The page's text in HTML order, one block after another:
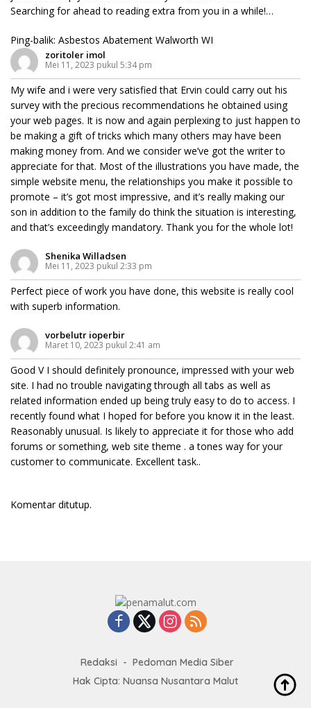
Searching for ahead to reading extra from you in a while!…
Ping-balik: Asbestos Abatement Walworth WI
zoritoler imol
Mei 11, 2023 pukul 5:34 pm
My wife and i were very satisfied that Ervin could carry out his
survey with the precious recommendations he obtained using
your web pages. It is now and again perplexing to just happen to
be making a gift of tricks which many others may have been
making money from. And we consider we’ve got the writer to
appreciate for that. Most of the illustrations you have made, the
simple website menu, the relationships you make it possible to
promote – it’s got most impressive, and it’s really making our
son in addition to the family do think the situation is interesting,
and that’s exceedingly mandatory. Thank you for the whole lot!
Shenika Willadsen
Mei 11, 2023 pukul 2:33 pm
Perfect piece of work you have done, this website is really cool
with superb information.
vorbelutr ioperbir
Maret 10, 2023 pukul 2:41 am
Good V I should definitely pronounce, impressed with your web
site. I had no trouble navigating through all tabs as well as
related information ended up being truly easy to do to access. I
recently found what I hoped for before you know it in the least.
Reasonably unusual. Is likely to appreciate it for those who add
forums or something, web site theme . a tones way for your
customer to communicate. Excellent task..
Komentar ditutup.
Redaksi
Pedoman Media Siber
Hak Cipta: Nuansa Nusantara Malut